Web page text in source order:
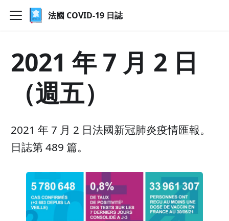
法國 COVID-19 日誌
2021 年 7 月 2 日
（週五）
2021 年 7 月 2 日法國新冠肺炎疫情匯報。
日誌第 489 篇。